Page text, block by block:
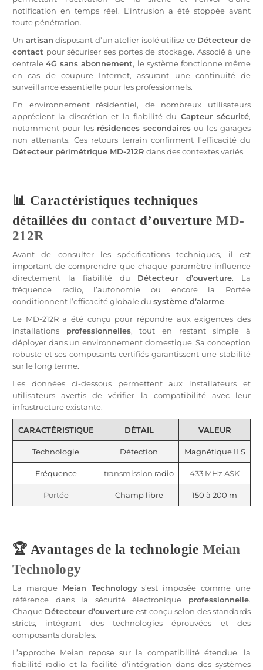
notification en temps réel. L’intrusion a été stoppée avant
toute pénétration.
Un artisan disposant d’un atelier isolé utilise ce Détecteur de
contact pour sécuriser ses portes de stockage. Associé à une
centrale 4G sans abonnement, le systèmefonctionne même
en cas de coupure Internet, assurant une continuité de
surveillanceessentielle pour les professionnels.
En environnement résidentiel, de nombreux utilisateurs
apprécient la discrétion et la fiabilité du Capteur sécurité,
notamment pour les résidences secondaires ou les garages
non attenants. Ces retours terrain confirment l’efficacité du
Détecteur périmétrique MD-212R dans des contextes variés.
📊 Caractéristiques techniques
détaillées ducontact d’ouvertureMD-
212R
Avant de consulter les spécifications techniques, il est
important de comprendre que chaque paramètre influence
directement la fiabilité du Détecteur d’ouverture. La
fréquence radio, l’autonomie ou encore la Portée
conditionnent l’efficacité globale du système d’alarme.
Le MD-212Ra été conçu pour répondre aux exigences des
installations professionnelles, tout en restant simple à
déployer dans un environnement domestique. Sa conception
robuste et ses composants certifiés garantissent une stabilité
sur le long terme.
Les données ci-dessous permettent aux installateurs et
utilisateurs avertis de vérifier la compatibilité avec leur
infrastructure existante.
CARACTÉRISTIQUE DÉTAIL VALEUR
Technologie Détection Magnétique ILS
Fréquence transmission radio 433 MHz ASK
Portée Champ libre 150 à 200 m
🏆 Avantages de la technologie Meian
Technology
La marque Meian Technologys’est imposée comme une
référence dans la sécuritéélectronique professionnelle.
Chaque Détecteur d’ouvertureest conçu selon des standards
stricts, intégrant des technologies éprouvées et des
composants durables.
L’approche Meian repose sur la compatibilité étendue, la
fiabilité radio et la facilité d’intégration dans des systèmes